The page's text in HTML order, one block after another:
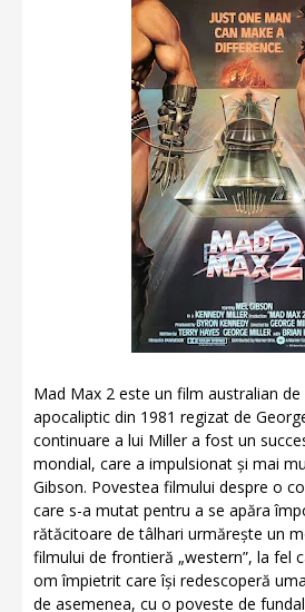
Mad Max 2 este un film australian
apocaliptic din 1981 regizat de
continuare a lui Miller a fost un
mondial, care a impulsionat și mai
Gibson. Povestea filmului despre o
care s-a mutat pentru a se apăra
rătăcitoare de tâlhari urmărește un
filmului de frontieră „western”, la fel
om împietrit care își redescoperă
de asemenea, cu o poveste de